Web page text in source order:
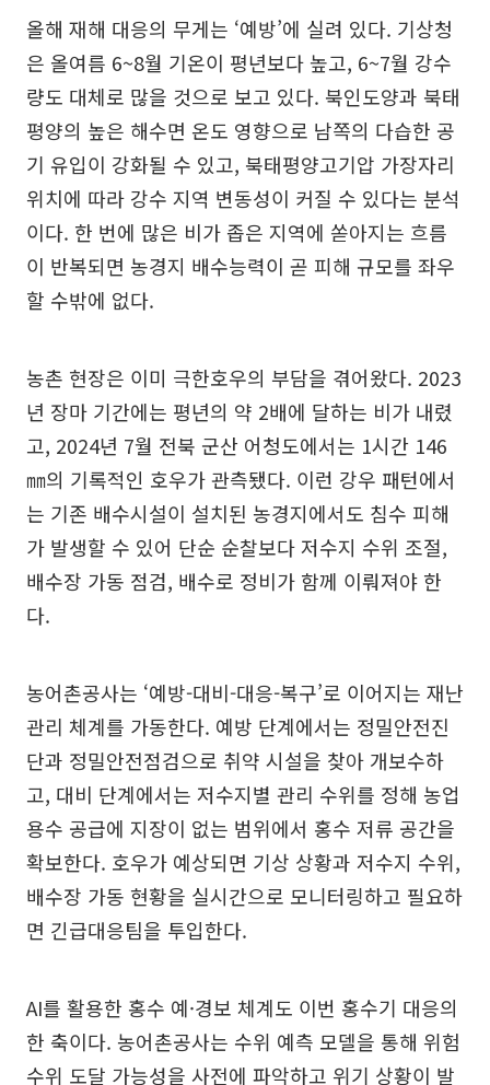
올해 재해 대응의 무게는 ‘예방’에 실려 있다. 기상청
은 올여름 6~8월 기온이 평년보다 높고, 6~7월 강수
량도 대체로 많을 것으로 보고 있다. 북인도양과 북태
평양의 높은 해수면 온도 영향으로 남쪽의 다습한 공
기 유입이 강화될 수 있고, 북태평양고기압 가장자리
위치에 따라 강수 지역 변동성이 커질 수 있다는 분석
이다. 한 번에 많은 비가 좁은 지역에 쏟아지는 흐름
이 반복되면 농경지 배수능력이 곧 피해 규모를 좌우
할 수밖에 없다.
농촌 현장은 이미 극한호우의 부담을 겪어왔다. 2023
년 장마 기간에는 평년의 약 2배에 달하는 비가 내렸
고, 2024년 7월 전북 군산 어청도에서는 1시간 146
㎜의 기록적인 호우가 관측됐다. 이런 강우 패턴에서
는 기존 배수시설이 설치된 농경지에서도 침수 피해
가 발생할 수 있어 단순 순찰보다 저수지 수위 조절,
배수장 가동 점검, 배수로 정비가 함께 이뤄져야 한
다.
농어촌공사는 ‘예방-대비-대응-복구’로 이어지는 재난
관리 체계를 가동한다. 예방 단계에서는 정밀안전진
단과 정밀안전점검으로 취약 시설을 찾아 개보수하
고, 대비 단계에서는 저수지별 관리 수위를 정해 농업
용수 공급에 지장이 없는 범위에서 홍수 저류 공간을
확보한다. 호우가 예상되면 기상 상황과 저수지 수위,
배수장 가동 현황을 실시간으로 모니터링하고 필요하
면 긴급대응팀을 투입한다.
AI를 활용한 홍수 예·경보 체계도 이번 홍수기 대응의
한 축이다. 농어촌공사는 수위 예측 모델을 통해 위험
수위 도달 가능성을 사전에 파악하고 위기 상황이 발